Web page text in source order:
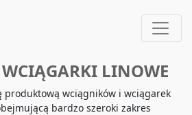
LINOWE
produktową wciągników i wciągarek
bardzo szeroki zakres